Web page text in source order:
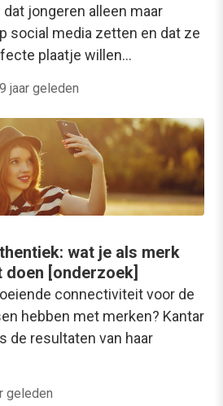
jongeren alleen maar
social media zetten en dat ze
plaatje willen…
9 jaar geleden
wat je als merk
[onderzoek]
connectiviteit voor de
hebben met merken? Kantar
de resultaten van haar
geleden